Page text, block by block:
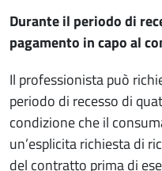
Durante il periodo di
pagamento in capo al
Il professionista può
periodo di recesso di
condizione che il
un’esplicita richiesta di
del contratto prima di